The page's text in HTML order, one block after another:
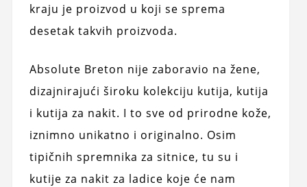
kraju je proizvod u koji se sprema
desetak takvih proizvoda.
Absolute Breton nije zaboravio na žene,
dizajnirajući široku kolekciju kutija, kutija
i kutija za nakit. I to sve od prirodne kože,
iznimno unikatno i originalno. Osim
tipičnih spremnika za sitnice, tu su i
kutije za nakit za ladice koje će nam